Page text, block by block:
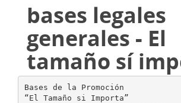
bases legales
generales - El
tamaño sí
Bases de la Promoción
“El Tamaño si Importa”